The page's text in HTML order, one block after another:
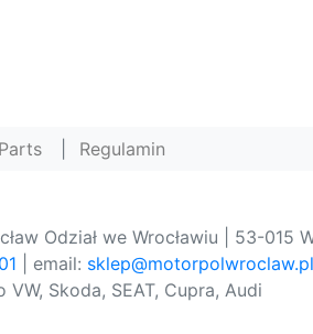
Regulamin
Odział we Wrocławiu | 53-015
| email: sklep@motorpolwroclaw.pl
Skoda, SEAT, Cupra, Audi